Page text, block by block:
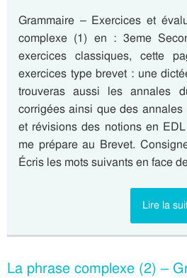
Grammaire – Exercices et
complexe (1) en : 3eme
exercices classiques, cette
exercices type brevet : une
trouveras aussi les annales
corrigées ainsi que des
et révisions des notions en
me prépare au Brevet.
Écris les mots suivants en face
Lire la
La phrase complexe (2) –